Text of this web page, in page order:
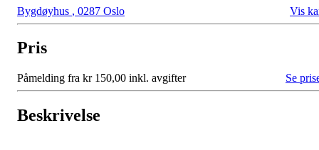
Bygdøyhus , 0287 Oslo Vis
Pris
Påmelding fra kr 150,00 inkl. avgifter Se
Beskrivelse